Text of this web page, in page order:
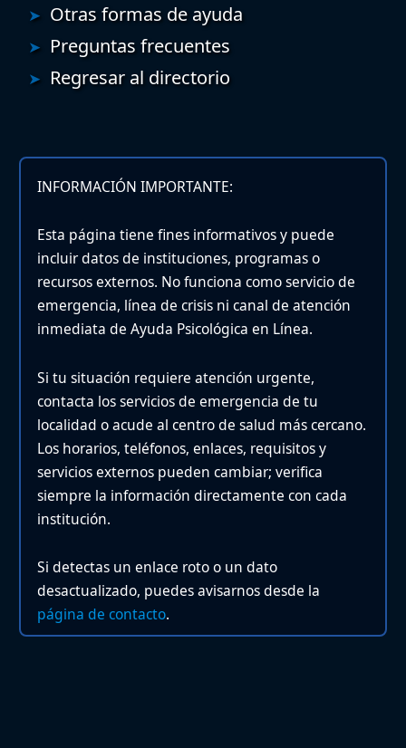
Otras formas de ayuda
Preguntas frecuentes
Regresar al directorio
INFORMACIÓN IMPORTANTE:
Esta página tiene fines informativos y puede
incluir datos de instituciones, programas o
recursos externos. No funciona como servicio de
emergencia, línea de crisis ni canal de atención
inmediata de Ayuda Psicológica en Línea.
Si tu situación requiere atención urgente,
contacta los servicios de emergencia de tu
localidad o acude al centro de salud más cercano.
Los horarios, teléfonos, enlaces, requisitos y
servicios externos pueden cambiar; verifica
siempre la información directamente con cada
institución.
Si detectas un enlace roto o un dato
desactualizado, puedes avisarnos desde la
página de contacto.